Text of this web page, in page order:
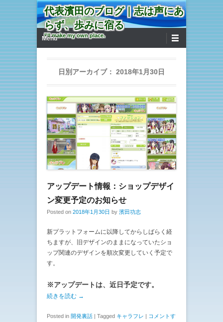
代表濱田のブログ｜志は声にあ
らず、歩みに宿る
I'll make my own place.
第1メニュー
コンテンツへ移動
Menu
日別アーカイブ： 2018年1月30日
アップデート情報：ショップデザイ
ン変更予定のお知らせ
Posted on 2018年1月30日 by 濱田功志
新プラットフォームに以降してからしばらく経
ちますが、旧デザインのままになっていたショ
ップ関連のデザインを順次変更していく予定で
す。
※アップデートは、近日予定です。
続きを読む →
Posted in 開発裏話 | Tagged キャラフレ | コメントす